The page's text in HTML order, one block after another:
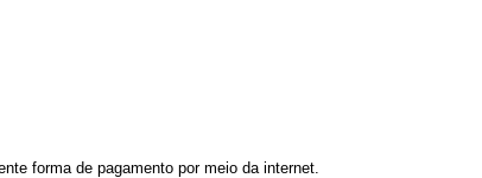
forma de pagamento por meio da internet.